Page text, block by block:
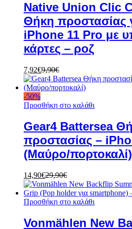
Native Union Clic
Θήκη προστασίας
iPhone 11 Pro με
κάρτες – ροζ
7,92€9,90€
-50%
Προσθήκη στο καλάθι
Gear4 Battersea
προστασίας –
(Μαύρο/πορτοκαλί)
14,90€29,90€
Προσθήκη στο καλάθι
Vonmählen New